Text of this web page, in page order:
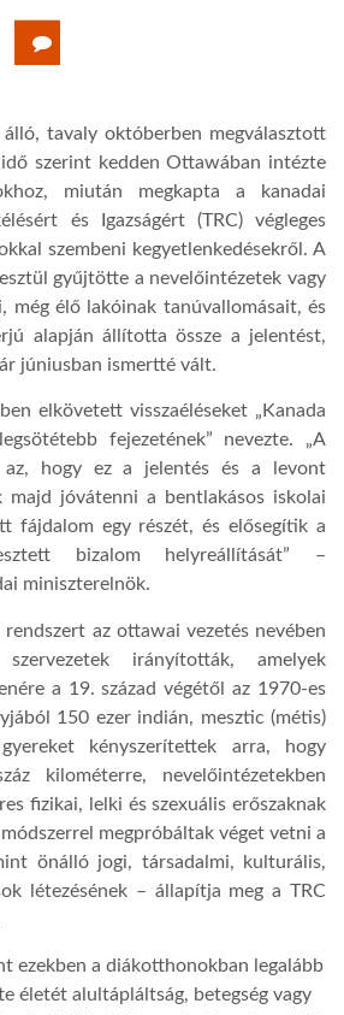
tavaly októberben megválasztott
szerint kedden Ottawában intézte
miután megkapta a kanadai
és Igazságért (TRC) végleges
szembeni kegyetlenkedésekről. A
gyűjtötte a nevelőintézetek vagy
még élő lakóinak tanúvallomásait, és
alapján állította össze a jelentést,
júniusban ismertté vált.
elkövetett visszaéléseket „Kanada
fejezetének” nevezte. „A
az, hogy ez a jelentés és a levont
majd jóvátenni a bentlakásos iskolai
fájdalom egy részét, és elősegítik a
bizalom helyreállítását” –
miniszterelnök.
az ottawai vezetés nevében
irányították, amelyek
a 19. század végétől az 1970-es
150 ezer indián, mesztic (métis)
kényszerítettek arra, hogy
kilométerre, nevelőintézetekben
fizikai, lelki és szexuális erőszaknak
megpróbáltak véget vetni a
önálló jogi, társadalmi, kulturális,
létezésének – állapítja meg a TRC
ezekben a diákotthonokban legalább
életét alultápláltság, betegség vagy